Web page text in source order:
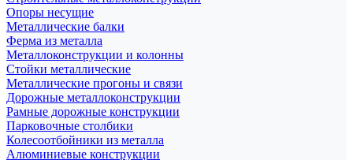
Опоры несущие
Металлические балки
Ферма из металла
Металлоконструкции и колонны
Стойки металлические
Металлические прогоны и связи
Дорожные металлоконструкции
Рамные дорожные конструкции
Парковочные столбики
Колесоотбойники из металла
Алюминиевые конструкции